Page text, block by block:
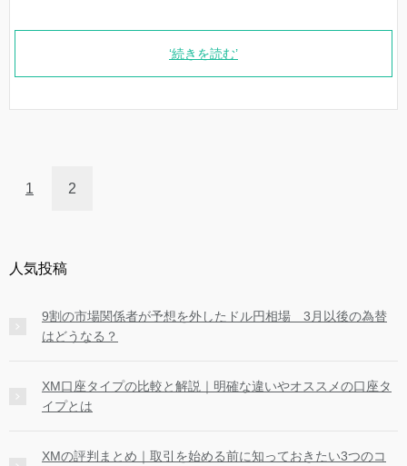
‘続きを読む’
1 2
人気投稿
9割の市場関係者が予想を外したドル円相場 3月以後の為替
はどうなる？
XM口座タイプの比較と解説｜明確な違いやオススメの口座タ
イプとは
XMの評判まとめ｜取引を始める前に知っておきたい3つのコ